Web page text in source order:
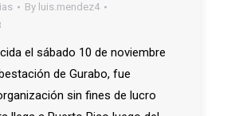
By luis.mendez4
el sábado 10 de noviembre
de Gurabo, fue
sin fines de lucro